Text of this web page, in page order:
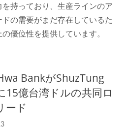
を持っており、生産ラインのア
ドの需要がまだ存在しているた
優位性を提供しています。
BankがShuzTung
15億台湾ドルの共同ロ
ード